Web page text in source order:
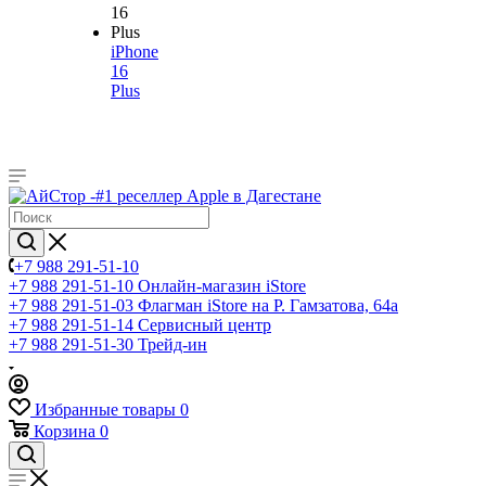
iPhone
16
Plus
+7 988 291-51-10
+7 988 291-51-10 Онлайн-магазин iStore
+7 988 291-51-03 Флагман iStore на Р. Гамзатова, 64а
+7 988 291-51-14 Сервисный центр
+7 988 291-51-30 Трейд-ин
Избранные товары 0
Корзина 0